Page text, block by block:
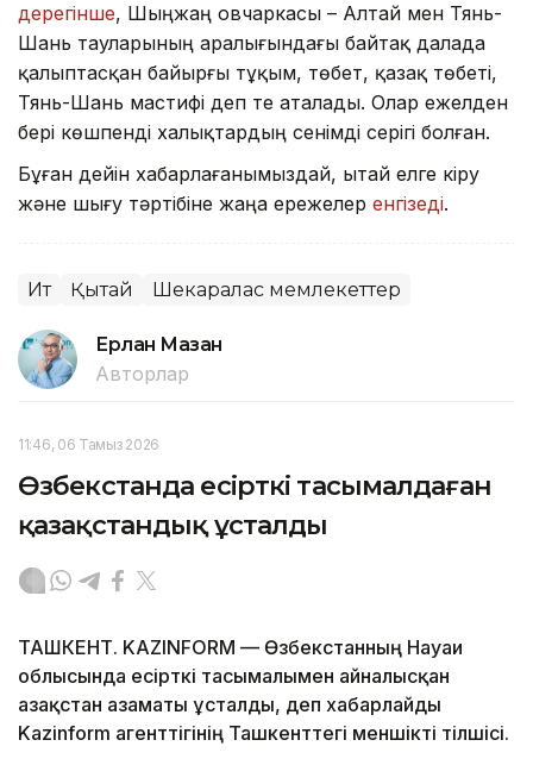
дерегінше, Шыңжаң овчаркасы – Алтай мен Тянь-
Шань тауларының аралығындағы байтақ далада
қалыптасқан байырғы тұқым, төбет, қазақ төбеті,
Тянь-Шань мастифі деп те аталады. Олар ежелден
бері көшпенді халықтардың сенімді серігі болған.
Бұған дейін хабарлағанымыздай, Қытай елге кіру
және шығу тәртібіне жаңа ережелер енгізеді.
Ит Қытай Шекаралас мемлекеттер
Ерлан Мазан
Авторлар
11:46, 06 Тамыз 2026
Өзбекстанда есірткі тасымалдаған
қазақстандық ұсталды
ТАШКЕНТ. KAZINFORM — Өзбекстанның Науаи
облысында есірткі тасымалымен айналысқан
Қазақстан азаматы ұсталды, деп хабарлайды
Kazinform агенттігінің Ташкенттегі меншікті тілшісі.